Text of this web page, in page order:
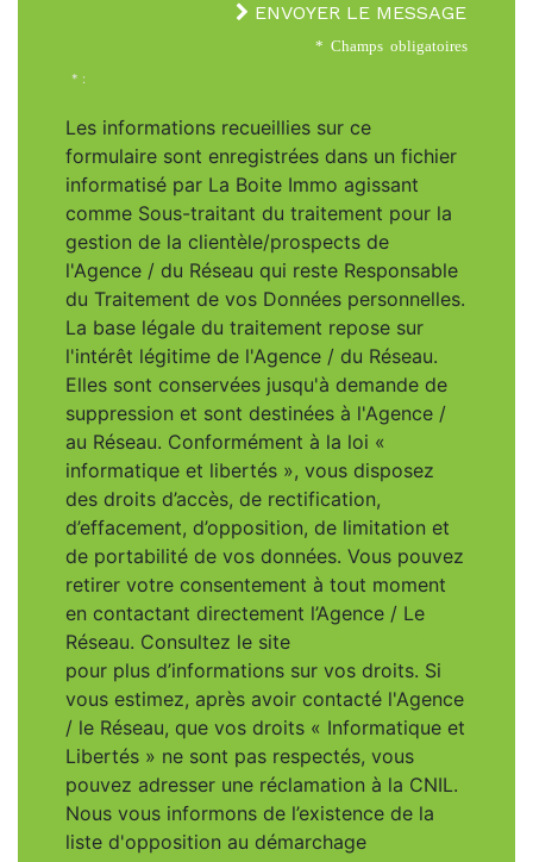
ENVOYER LE MESSAGE
* Champs obligatoires
* :
Les informations recueillies sur ce
formulaire sont enregistrées dans un fichier
informatisé par La Boite Immo agissant
comme Sous-traitant du traitement pour la
gestion de la clientèle/prospects de
l'Agence / du Réseau qui reste Responsable
du Traitement de vos Données personnelles.
La base légale du traitement repose sur
l'intérêt légitime de l'Agence / du Réseau.
Elles sont conservées jusqu'à demande de
suppression et sont destinées à l'Agence /
au Réseau. Conformément à la loi «
informatique et libertés », vous disposez
des droits d’accès, de rectification,
d’effacement, d’opposition, de limitation et
de portabilité de vos données. Vous pouvez
retirer votre consentement à tout moment
en contactant directement l’Agence / Le
Réseau. Consultez le site
pour plus d’informations sur vos droits. Si
vous estimez, après avoir contacté l'Agence
/ le Réseau, que vos droits « Informatique et
Libertés » ne sont pas respectés, vous
pouvez adresser une réclamation à la CNIL.
Nous vous informons de l’existence de la
liste d'opposition au démarchage